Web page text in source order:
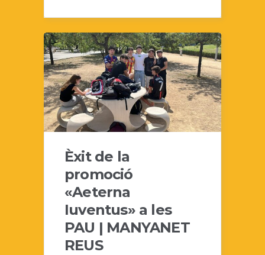
Èxit de la
promoció
«Aeterna
Iuventus» a les
PAU | MANYANET
REUS